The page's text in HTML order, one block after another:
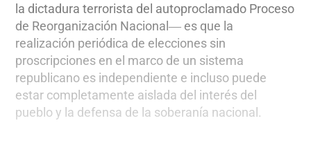
la dictadura terrorista del autoproclamado Proceso
de Reorganización Nacional― es que la
realización periódica de elecciones sin
proscripciones en el marco de un sistema
republicano es independiente e incluso puede
estar completamente aislada del interés del
pueblo y la defensa de la soberanía nacional.